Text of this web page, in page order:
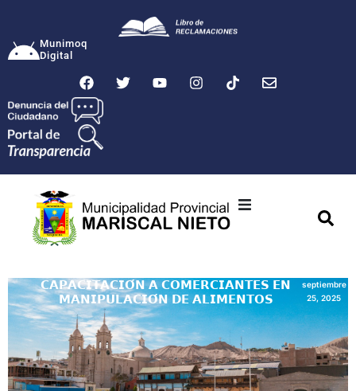
Munimoq
Digital
Transparencia
Seguridad
Programas
𝗖𝗔𝗣𝗔𝗖𝗜𝗧𝗔𝗖𝗜𝗢́𝗡 𝗔 𝗖𝗢𝗠𝗘𝗥𝗖𝗜𝗔𝗡𝗧𝗘𝗦 𝗘𝗡
𝗠𝗔𝗡𝗜𝗣𝗨𝗟𝗔𝗖𝗜𝗢́𝗡 𝗗𝗘 𝗔𝗟𝗜𝗠𝗘𝗡𝗧𝗢𝗦
septiembre
25, 2025